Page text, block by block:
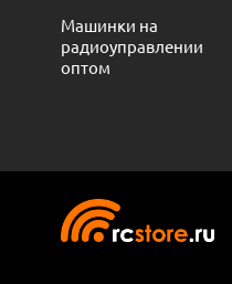
Машинки на
радиоуправлении
оптом